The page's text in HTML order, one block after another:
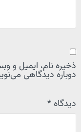
دیدگاه *
ذخیره نام، ایمیل و
دوباره دیدگاهی